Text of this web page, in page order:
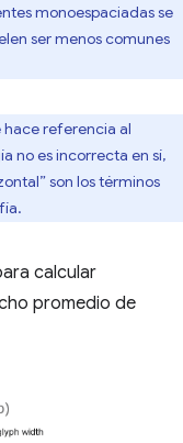
monoespaciadas se
ser menos comunes
hace referencia al
no es incorrecta en sí,
son los términos
calcular
promedio de